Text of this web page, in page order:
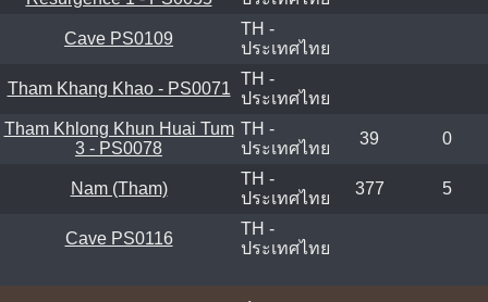
Cave PS0109
TH -
ประเทศไทย
Tham Khang Khao - PS0071
TH -
ประเทศไทย
Tham Khlong Khun Huai Tum
3 - PS0078
TH -
ประเทศไทย
39 0
Nam (Tham)
TH -
ประเทศไทย
377 5
Cave PS0116
TH -
ประเทศไทย